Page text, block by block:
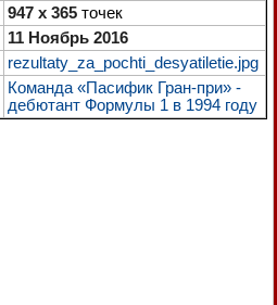
947 x 365 точек
11 Ноябрь 2016
rezultaty_za_pochti_desyatiletie.jpg
Команда «Пасифик Гран-при» -
дебютант Формулы 1 в 1994 году